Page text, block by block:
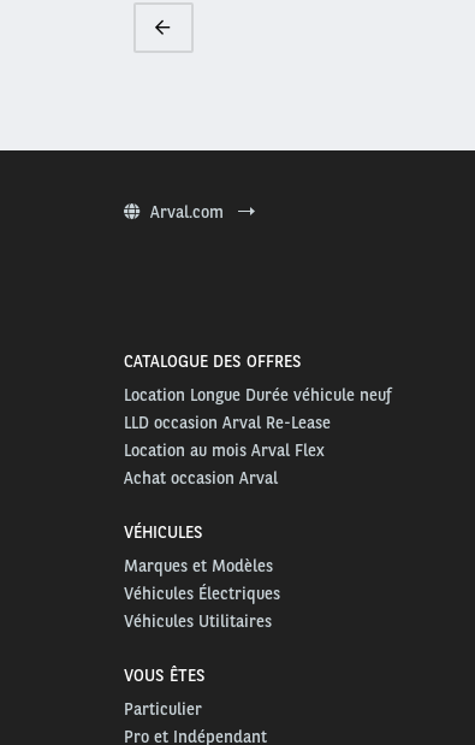
Pagination
Page
précédente
Arval.com
CATALOGUE DES OFFRES
Location Longue Durée véhicule neuf
LLD occasion Arval Re-Lease
Location au mois Arval Flex
Achat occasion Arval
VÉHICULES
Marques et Modèles
Véhicules Électriques
Véhicules Utilitaires
VOUS ÊTES
Particulier
Pro et Indépendant